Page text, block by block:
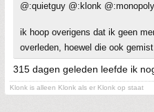
@:quietguy @:klonk
ik hoop overigens dat ik geen
overleden, hoewel die ook
315 dagen geleden leefde ik
Klonk is alleen Klonk als er Klonk op staat